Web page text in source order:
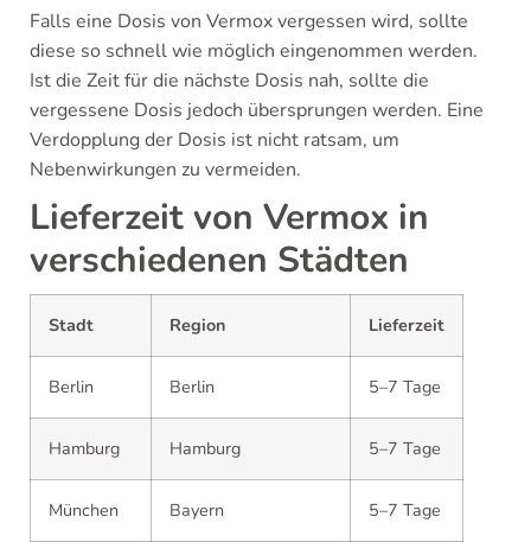
Falls eine Dosis von Vermox vergessen wird, sollte
diese so schnell wie möglich eingenommen werden.
Ist die Zeit für die nächste Dosis nah, sollte die
vergessene Dosis jedoch übersprungen werden. Eine
Verdopplung der Dosis ist nicht ratsam, um
Nebenwirkungen zu vermeiden.
Lieferzeit von Vermox in
verschiedenen Städten
Stadt Region Lieferzeit
Berlin Berlin 5–7 Tage
Hamburg Hamburg 5–7 Tage
München Bayern 5–7 Tage